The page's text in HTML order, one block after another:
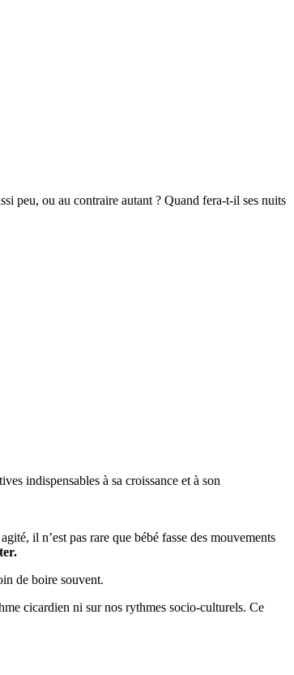
peu, ou au contraire autant ? Quand fera-t-il ses nuits
indispensables à sa croissance et à son
il n’est pas rare que bébé fasse des mouvements
de boire souvent.
cicardien ni sur nos rythmes socio-culturels. Ce